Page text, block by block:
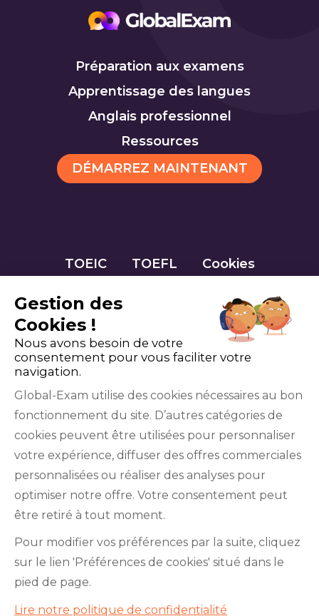
Préparation aux examens
Apprentissage des langues
Anglais professionnel
Ressources
DÉMARREZ MAINTENANT
TOEIC TOEFL Cookies
YouTube
institutions qui gèrent les examens officiels du
BRIGHT English, de l’IELTS, du TOEFL ITP®, des
Cambridge B2 First et C1 Advanced, du TOEIC
Gestion des
Cookies !
Nous avons besoin de votre
consentement pour vous faciliter votre
navigation.
Global-Exam utilise des cookies nécessaires au bon
fonctionnement du site. D’autres catégories de
cookies peuvent être utilisées pour personnaliser
votre expérience, diffuser des offres commerciales
personnalisées ou réaliser des analyses pour
optimiser notre offre. Votre consentement peut
être retiré à tout moment.
Pour modifier vos préférences par la suite, cliquez
sur le lien 'Préférences de cookies' situé dans le
pied de page.
Lire notre politique de confidentialité